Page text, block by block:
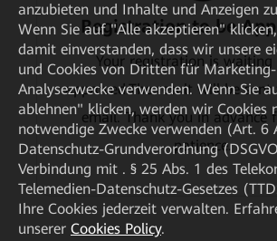
Registration to be
Your registration is waiting
approved.The result will be sent
email. Thank you in advance
patience.
anzubieten und Inhalte und Anzeigen
Wenn Sie auf "Alle akzeptieren"
damit einverstanden, dass wir unsere
und Cookies von Dritten für
Analysezwecke verwenden. Wenn Sie
ablehnen" klicken, werden wir Cookies
notwendige Zwecke verwenden (Art. 6
Datenschutz-Grundverordnung
Verbindung mit . § 25 Abs. 1 des
Telemedien-Datenschutz-Gesetzes
Ihre Cookies jederzeit verwalten.
unserer Cookies Policy.